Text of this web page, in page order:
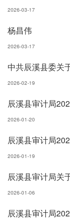
2026-03-17
杨昌伟
2026-03-17
中共辰溪县委关
2026-02-19
辰溪县审计局
2026-01-20
辰溪县审计局
2026-01-19
辰溪县审计局关
2026-01-06
辰溪县审计局